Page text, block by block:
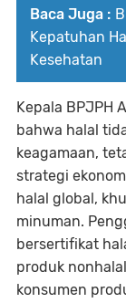
Baca Juga :
Kepatuhan
Kesehatan
Kepala BPJPH
bahwa halal
keagamaan,
strategi
halal global,
minuman.
bersertifikat
produk
konsumen